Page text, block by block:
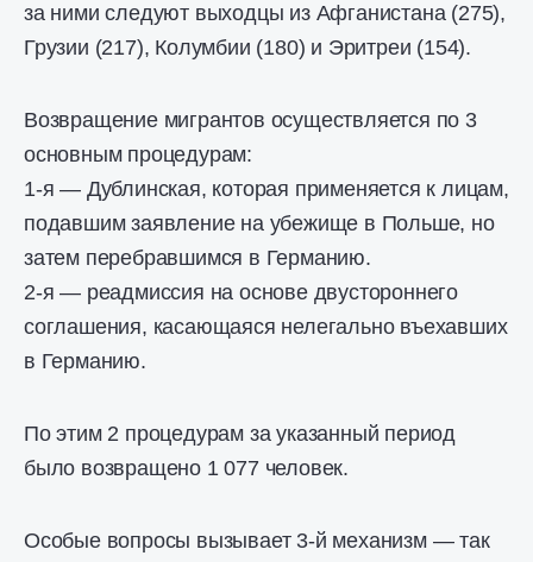
за ними следуют выходцы из Афганистана (275),
Грузии (217), Колумбии (180) и Эритреи (154).
Возвращение мигрантов осуществляется по 3
основным процедурам:
1-я — Дублинская, которая применяется к лицам,
подавшим заявление на убежище в Польше, но
затем перебравшимся в Германию.
2-я — реадмиссия на основе двустороннего
соглашения, касающаяся нелегально въехавших
в Германию.
По этим 2 процедурам за указанный период
было возвращено 1 077 человек.
Особые вопросы вызывает 3-й механизм — так